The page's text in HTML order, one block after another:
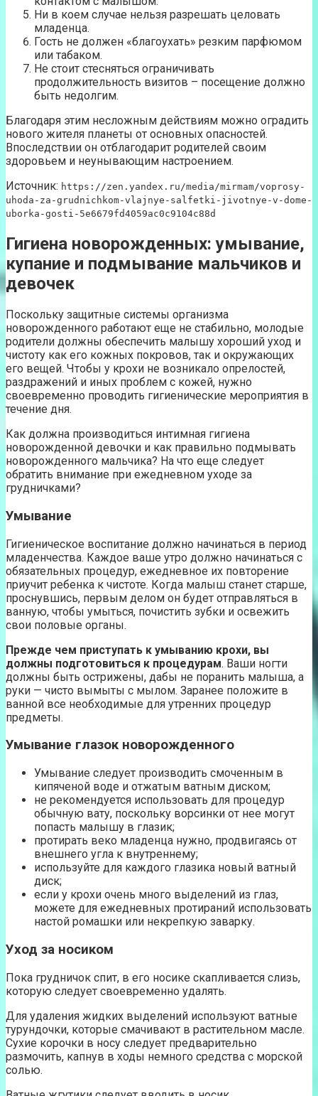
Ни в коем случае нельзя разрешать целовать
младенца.
Гость не должен «благоухать» резким парфюмом
или табаком.
Не стоит стесняться ограничивать
продолжительность визитов – посещение должно
быть недолгим.
Благодаря этим несложным действиям можно оградить
нового жителя планеты от основных опасностей.
Впоследствии он отблагодарит родителей своим
здоровьем и неунывающим настроением.
Источник: https://zen.yandex.ru/media/mirmam/voprosy-
uhoda-za-grudnichkom-vlajnye-salfetki-jivotnye-v-dome-
uborka-gosti-5e6679fd4059ac0c9104c88d
Гигиена новорожденных: умывание,
купание и подмывание мальчиков и
девочек
Поскольку защитные системы организма
новорожденного работают еще не стабильно, молодые
родители должны обеспечить малышу хороший уход и
чистоту как его кожных покровов, так и окружающих
его вещей. Чтобы у крохи не возникало опрелостей,
раздражений и иных проблем с кожей, нужно
своевременно проводить гигиенические мероприятия в
течение дня.
Как должна производиться интимная гигиена
новорожденной девочки и как правильно подмывать
новорожденного мальчика? На что еще следует
обратить внимание при ежедневном уходе за
грудничками?
Умывание
Гигиеническое воспитание должно начинаться в период
младенчества. Каждое ваше утро должно начинаться с
обязательных процедур, ежедневное их повторение
приучит ребенка к чистоте. Когда малыш станет старше,
проснувшись, первым делом он будет отправляться в
ванную, чтобы умыться, почистить зубки и освежить
свои половые органы.
Прежде чем приступать к умыванию крохи, вы
должны подготовиться к процедурам. Ваши ногти
должны быть острижены, дабы не поранить малыша, а
руки — чисто вымыты с мылом. Заранее положите в
ванной все необходимые для утренних процедур
предметы.
Умывание глазок новорожденного
Умывание следует производить смоченным в
кипяченой воде и отжатым ватным диском;
не рекомендуется использовать для процедур
обычную вату, поскольку ворсинки от нее могут
попасть малышу в глазик;
протирать веко младенца нужно, продвигаясь от
внешнего угла к внутреннему;
используйте для каждого глазика новый ватный
диск;
если у крохи очень много выделений из глаз,
можете для ежедневных протираний использовать
настой ромашки или некрепкую заварку.
Уход за носиком
Пока грудничок спит, в его носике скапливается слизь,
которую следует своевременно удалять.
Для удаления жидких выделений используют ватные
турундочки, которые смачивают в растительном масле.
Сухие корочки в носу следует предварительно
размочить, капнув в ходы немного средства с морской
солью.